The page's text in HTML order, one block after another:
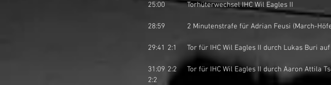
25:00		Torhüterwechsel IHC Wil Eagles II
28:59		2 Minutenstrafe für Adrian Feusi (March-
29:41	2:1	Tor für IHC Wil Eagles II durch Lukas
31:09	2:2	Tor für IHC Wil Eagles II durch Aaron Attila Tschanz auf Pass von Pascal Rentsch. Neuer Spielstand
2:2